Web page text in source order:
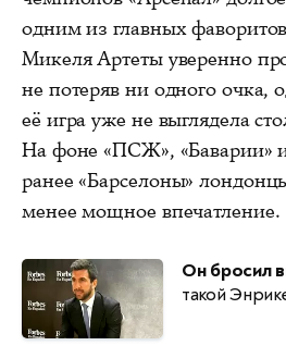
одним из главных
Микеля Артеты уверенно
не потеряв ни одного очка,
её игра уже не выглядела
На фоне «ПСЖ», «Баварии»
ранее «Барселоны»
менее мощное впечатление.
Он бросил
такой